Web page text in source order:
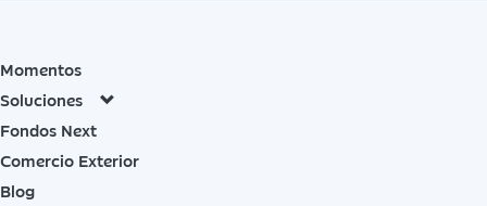
Momentos
Soluciones
Fondos Next
Comercio Exterior
Blog